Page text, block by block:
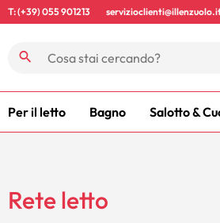
T: (+39) 055 901213
Per il letto Bagno Salotto &
Rete letto